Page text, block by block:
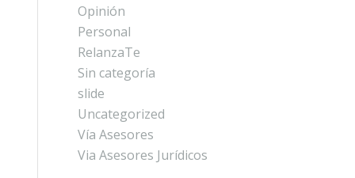
Opinión
Personal
RelanzaTe
Sin categoría
slide
Uncategorized
Vía Asesores
Via Asesores Jurídicos